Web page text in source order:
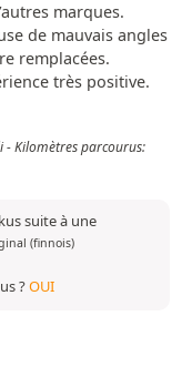
marques.
de mauvais angles
remplacées.
très positive.
- Kilomètres parcourus:
suite à une
(finnois)
?OUI